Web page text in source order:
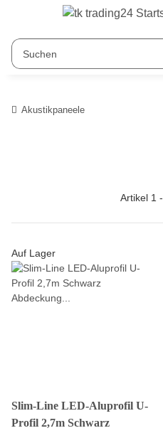
Akustikpaneele
Artikel 1
Auf Lager
Slim-Line LED-Aluprofil U-
Profil 2,7m Schwarz